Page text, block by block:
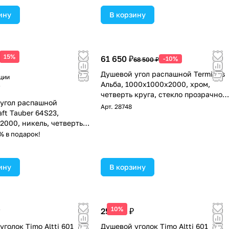
В корзину
15%
распашной
Tauber 64S23,
никель, четверть
прозрачное
в подарок!
61 650 ₽68 500 ₽ -10%
Душевой угол распашной Terminus
Альба, 1000х1000х2000, хром,
четверть круга, стекло прозрачное
осветленное
Арт. 28748
В корзину
Timo Altti 601
10%
25 900 ₽
Душевой уголок Timo Altti 601